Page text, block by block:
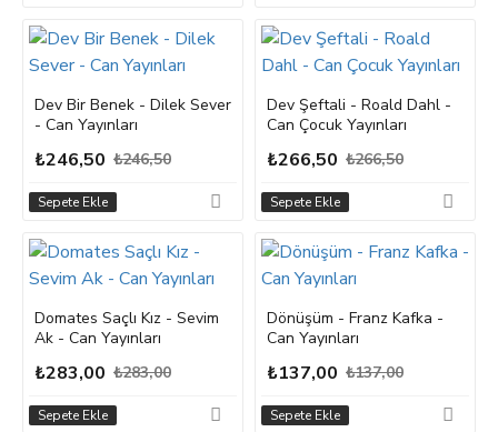
Dev Bir Benek - Dilek Sever
- Can Yayınları
₺246,50 ₺246,50
Sepete Ekle
Dev Şeftali - Roald Dahl -
Can Çocuk Yayınları
₺266,50 ₺266,50
Sepete Ekle
Domates Saçlı Kız - Sevim
Ak - Can Yayınları
₺283,00 ₺283,00
Sepete Ekle
Dönüşüm - Franz Kafka -
Can Yayınları
₺137,00 ₺137,00
Sepete Ekle